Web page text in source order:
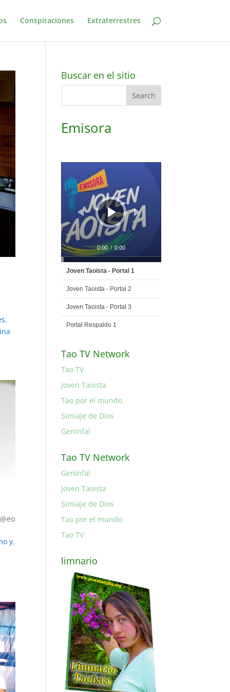
Conspiraciones Extraterrestres
y,
Buscar en el sitio
Emisora
Audio
0:00 / 0:00
Joven Taoista - Portal 1
Joven Taoista - Portal 2
Joven Taoista - Portal 3
Portal Respaldo 1
Tao TV Network
Tao TV
Joven Taoista
Tao por el mundo
Simiaje de Dios
Genínfal
Tao TV Network
Genínfal
Joven Taoista
Simiaje de Dios
Tao por el mundo
Tao TV
limnario